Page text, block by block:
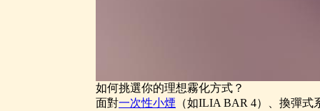
如何挑選你的理想霧化方式？
面對一次性小煙 （如ILIA BAR 4）、換彈